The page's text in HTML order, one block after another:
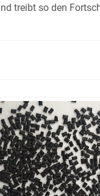
treibt so den